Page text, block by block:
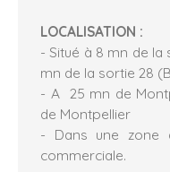
LOCALISATION :
- Situé à 8 mn de la
mn de la sortie 28
- A 25 mn de
de Montpellier
- Dans une zone
commerciale.